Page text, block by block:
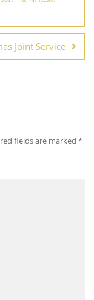
Joint Service
fields are marked *